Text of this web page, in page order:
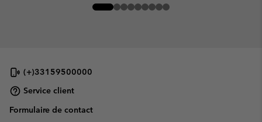
(+)33159500000
Service client
Formulaire de contact